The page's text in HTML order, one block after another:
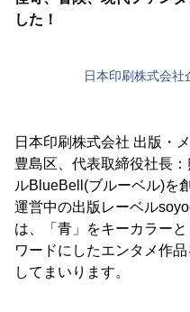
した！
日本印刷株式会社
日本印刷株式会社 出版・
豊島区、代表取締役社長
ルBlueBell(ブルーベル)を
運営中の出版レーベル
は、「青」をキーカラー
ワードにしたエンタメ作
してまいります。